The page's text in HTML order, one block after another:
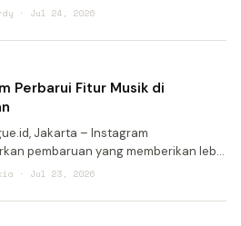
nasional. Platform video ini
(PDB) Ind
· Jul 24, 2026
Perbarui Fitur Musik di
Jakarta – Instagram
pembaruan yang memberikan lebih
bagi pengguna dan kreator
p
· Jul 23, 2026